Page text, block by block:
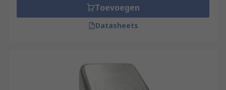
Toevoegen
Datasheets